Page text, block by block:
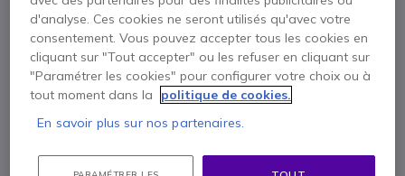
Connectivité USB A / USB C
Deux microphones MEMS avec réduction active du bruit
Analyses en temps réel via le logiciel Engage+
Ultra-léger : seulement 45 g
Voyant d’occupation intégré pour signaler les appels
Protection auditive professionnelle (SafeTone 2.0, PeakStop)
Télécommande intégrée (décrcoché, mute, volume)
Livré avec
d'analyse. Ces cookies ne seront utilisés qu'avec votre
consentement. Vous pouvez accepter tous les cookies en
cliquant sur "Tout accepter" ou les refuser en cliquant sur
"Paramétrer les cookies" pour configurer votre choix ou à
tout moment dans la
politique de cookies.
En savoir plus sur nos partenaires.